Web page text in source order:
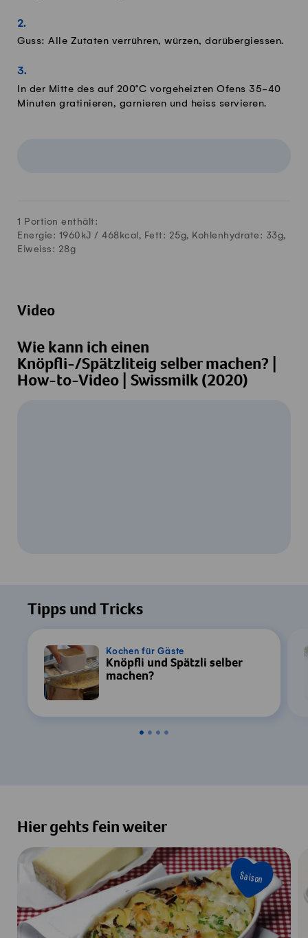
Guss: Alle Zutaten verrühren, würzen, darübergiessen.
In der Mitte des auf 200°C vorgeheizten Ofens 35-40
Minuten gratinieren, garnieren und heiss servieren.
1 Portion enthält:
Energie: 1960kJ / 468 kcal, Fett: 25g, Kohlenhydrate: 33g,
Eiweiss: 28g
Video
Wie kann ich einen
Knöpfli-/Spätzliteig selber machen? |
How-to-Video | Swissmilk (2020)
Ihre Zustimmung zur Datenverarbeitung
durch YouTube erforderlich. Details finden
Einstellungen
Tipps und Tricks
Kochen für Gäste
Knöpfli und Spätzli selber
machen?
Hier gehts fein weiter
Saison